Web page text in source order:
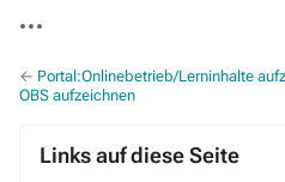
Aktionen
← Portal:Onlinebetrieb/Lerninhalte
OBS aufzeichnen
Links auf diese Seite